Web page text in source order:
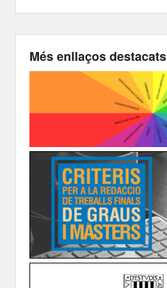
Més enllaços destacats